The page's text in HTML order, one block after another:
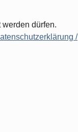
werden dürfen.
/